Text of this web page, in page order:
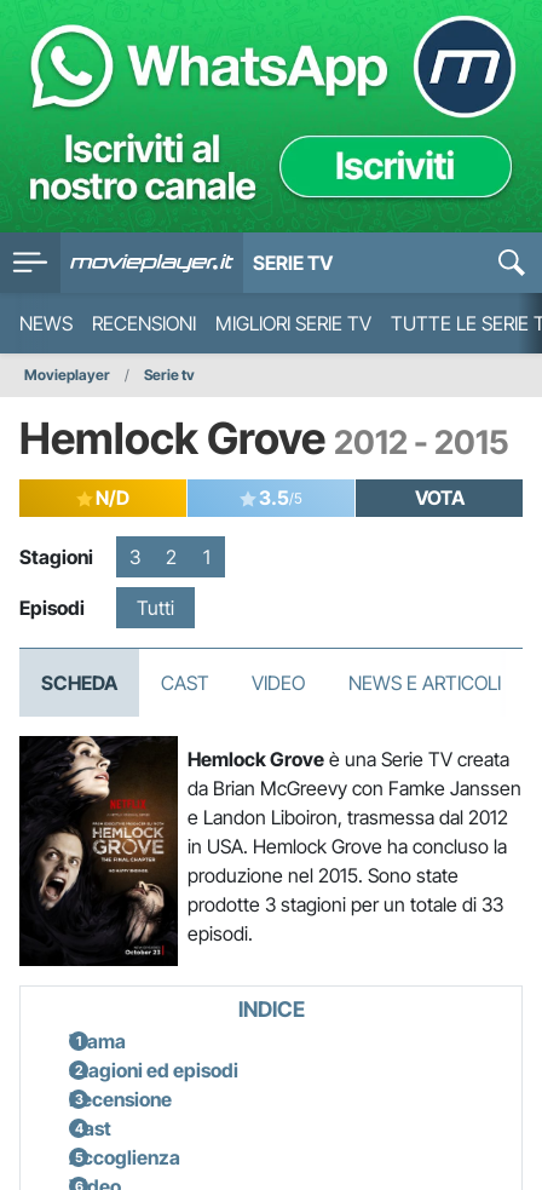
SERIE TV
NEWS RECENSIONI MIGLIORI SERIE TV TUTTE LE SERIE
Movieplayer Serie tv
Hemlock Grove 2012 - 2015
N/D 3.5/5 VOTA
Stagioni 3 2 1
Episodi Tutti
SCHEDA CAST VIDEO NEWS E ARTICOLI
Hemlock Groveè una Serie TV creata
da Brian McGreevy con Famke Janssen
e Landon Liboiron, trasmessa dal 2012
in USA. Hemlock Grove ha concluso la
produzione nel 2015. Sono state
prodotte 3 stagioni per un totale di 33
episodi.
INDICE
Trama
Stagioni ed episodi
Recensione
Cast
Accoglienza